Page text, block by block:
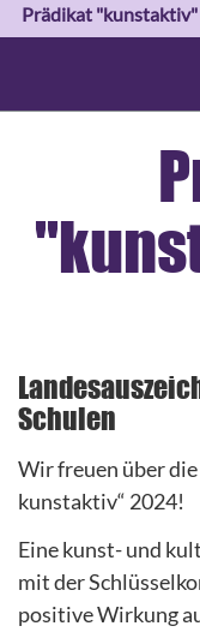
Prädikat
Schulen
Wir freuen über
kunstaktiv“ 2024!
Eine kunst- und
mit der
positive Wirkung